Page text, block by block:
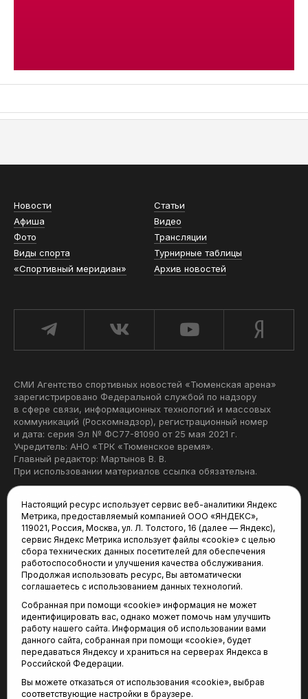
Новости
Статьи
Афиша
Видео
Фото
Трансляции
Виды спорта
Турнирные таблицы
«Спортивный меридиан»
Архив новостей
СМИ Агентство спортивных новостей «Тюменская арена»
зарегистрировано Федеральной службой по надзору
в сфере связи, информационных технологий и массовых
коммуникаций (Роскомнадзор), регистрационный номер
и дата: серия Эл № ФС77-81090 от 25 мая 2021 г.
Учредитель: АНО «ТРК «Тюменское время».
Главный редактор: Мартынов В. В.
При использовании материалов ссылка обязательна.
Редакция:
625035, Тюмень, пр. Геологоразведчиков, 28А
(3452) 68-22-28
tum-arena@mail.ru
Отдел продаж:
(3452) 68-89-78
kotovaev@sibinformburo.ru
Настоящий ресурс использует сервис веб-аналитики Яндекс
Метрика, предоставляемый компанией ООО «ЯНДЕКС»,
119021, Россия, Москва, ул. Л. Толстого, 16 (далее — Яндекс),
сервис Яндекс Метрика использует файлы «cookie» с целью
сбора технических данных посетителей для обеспечения
работоспособности и улучшения качества обслуживания.
Продолжая использовать ресурс, Вы автоматически
соглашаетесь с использованием данных технологий.
Собранная при помощи «cookie» информация не может
идентифицировать вас, однако может помочь нам улучшить
работу нашего сайта. Информация об использовании вами
данного сайта, собранная при помощи «cookie», будет
передаваться Яндексу и храниться на серверах Яндекса в
Российской Федерации.
Вы можете отказаться от использования «cookie», выбрав
соответствующие настройки в браузере.